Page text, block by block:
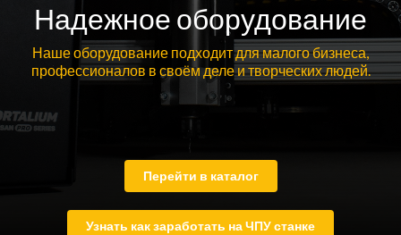
Надежное оборудование
Наше оборудование подходит для малого бизнеса,
профессионалов в своём деле и творческих людей.
Перейти в каталог
Узнать как заработать на ЧПУ станке